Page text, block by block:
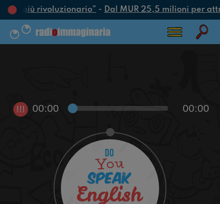
più rivoluzionario”- Dal MUR 25,5 milioni per
!!! 00:00 00:00